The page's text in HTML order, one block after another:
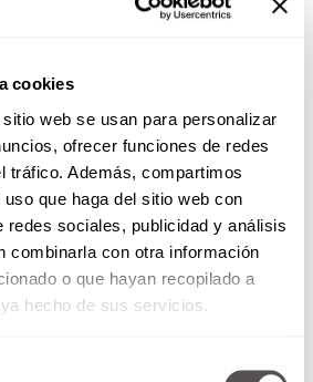
cookies
web se usan para personalizar
ofrecer funciones de redes
tráfico. Además, compartimos
que haga del sitio web con
redes sociales, publicidad y análisis
combinarla con otra información
o que hayan recopilado a
hecho de sus servicios.
víctima de
aquellos que sienten
la capacidad de
su propia perspectiva y
puntos de vista.